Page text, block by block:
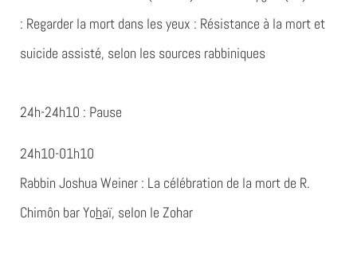
: Regarder la mort dans les yeux : Résistance à la mort et
suicide assisté, selon les sources rabbiniques
24h-24h10 : Pause
24h10-01h10
Rabbin Joshua Weiner : La célébration de la mort de R.
Chimôn bar Yohaï, selon le Zohar